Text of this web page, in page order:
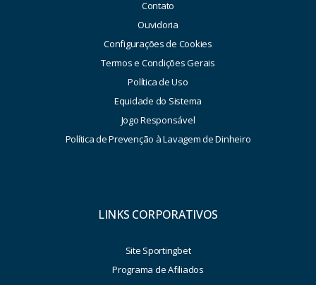
Contato
Ouvidoria
Configurações de Cookies
Termos e Condições Gerais
Política de Uso
Equidade do Sistema
Jogo Responsável
Política de Prevenção à Lavagem de Dinheiro
LINKS CORPORATIVOS
Site Sportingbet
Programa de Afiliados